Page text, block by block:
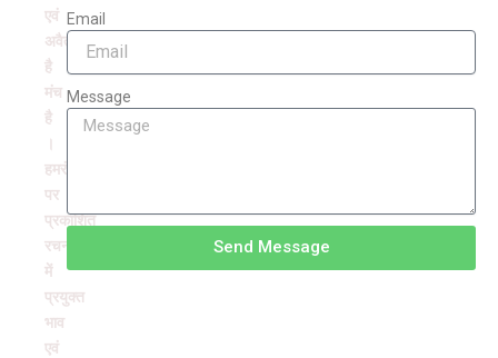
एवं
अवैतनिक
है
मंच
है
हमरंग
पर
प्रकाशित
रचनाओं
में
प्रयुक्त
भाव
एवं
Email
Message
Send Message